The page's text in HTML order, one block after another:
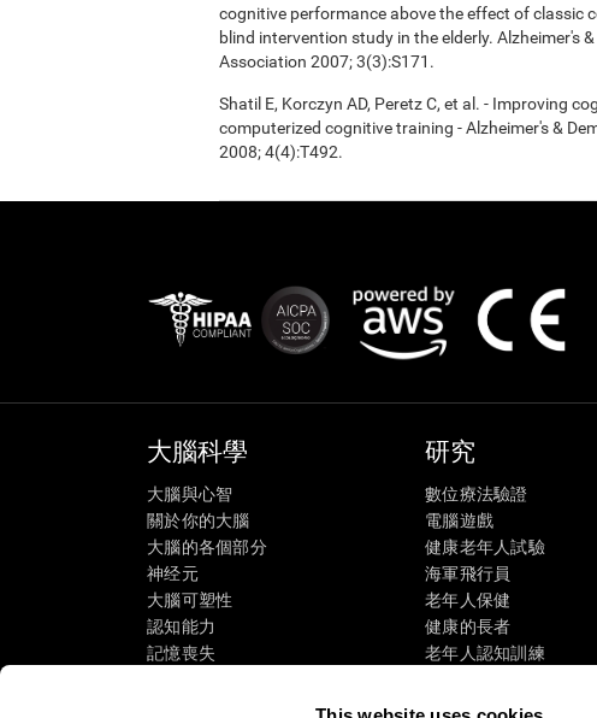
cognitive performance above the effect of classic
blind intervention study in the elderly. Alzheimer's
Association 2007; 3(3):S171.
Shatil E, Korczyn AD, Peretz C, et al. - Improving
computerized cognitive training - Alzheimer's &
2008; 4(4):T492.
大腦科學
大腦與心智
關於你的大腦
大腦的各個部分
神经元
大腦可塑性
認知能力
記憶喪失
研究
數位療法驗證
電腦遊戲
健康老年人試驗
海軍飛行員
老年人保健
健康的長者
老年人認知訓練